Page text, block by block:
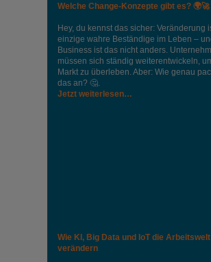
Welche Change-Konzepte gibt es? 🌍🚀
Hey, du kennst das sicher: Veränderung
einzige wahre Beständige im Leben –
Business ist das nicht anders.
müssen sich ständig weiterentwickeln,
Markt zu überleben. Aber: Wie genau
das an? 🤔.
Jetzt weiterlesen…
Wie KI, Big Data und IoT die Arbeitswelt
verändern